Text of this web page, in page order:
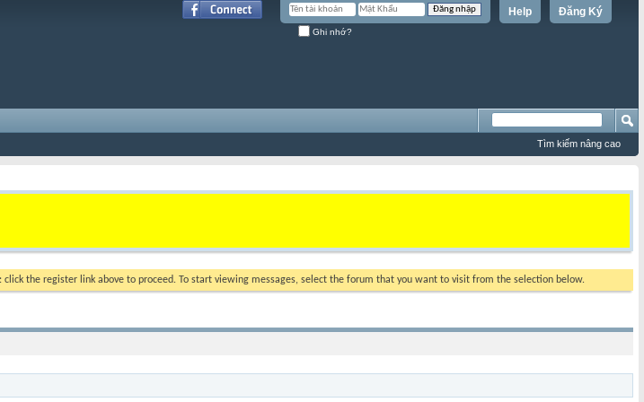
Đăng Ký
Help
Ghi nhớ?
Tìm kiếm nâng cao
click the register link above to proceed. To start viewing messages, select the forum that you want to visit from the selection below.